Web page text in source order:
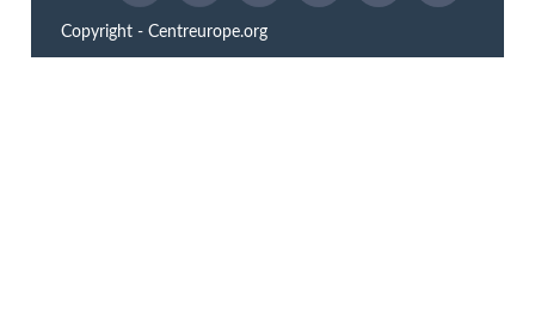
Copyright - Centreurope.org